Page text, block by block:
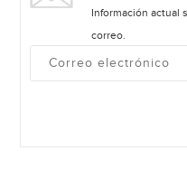
Información actual
correo.